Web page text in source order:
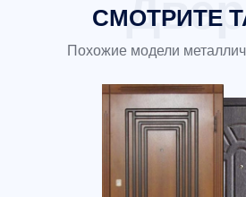
СМОТРИТЕ
Похожие модели